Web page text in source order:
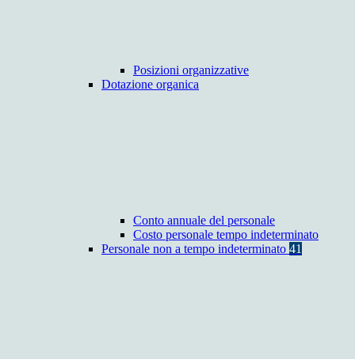
Posizioni organizzative
Dotazione organica
Conto annuale del personale
Costo personale tempo indeterminato
Personale non a tempo indeterminato 41